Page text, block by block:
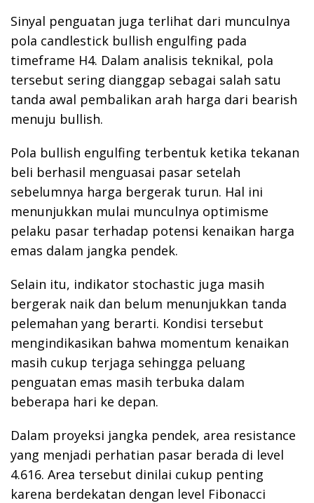
Sinyal penguatan juga terlihat dari munculnya
pola candlestick bullish engulfing pada
timeframe H4. Dalam analisis teknikal, pola
tersebut sering dianggap sebagai salah satu
tanda awal pembalikan arah harga dari bearish
menuju bullish.
Pola bullish engulfing terbentuk ketika tekanan
beli berhasil menguasai pasar setelah
sebelumnya harga bergerak turun. Hal ini
menunjukkan mulai munculnya optimisme
pelaku pasar terhadap potensi kenaikan harga
emas dalam jangka pendek.
Selain itu, indikator stochastic juga masih
bergerak naik dan belum menunjukkan tanda
pelemahan yang berarti. Kondisi tersebut
mengindikasikan bahwa momentum kenaikan
masih cukup terjaga sehingga peluang
penguatan emas masih terbuka dalam
beberapa hari ke depan.
Dalam proyeksi jangka pendek, area resistance
yang menjadi perhatian pasar berada di level
4.616. Area tersebut dinilai cukup penting
karena berdekatan dengan level Fibonacci